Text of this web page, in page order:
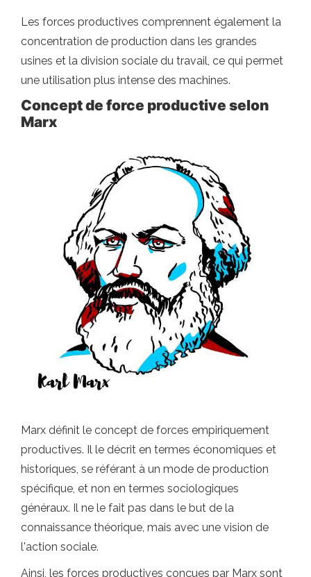
Les forces productives comprennent également la
concentration de production dans les grandes
usines et la division sociale du travail, ce qui permet
une utilisation plus intense des machines.
Concept de force productive selon
Marx
Marx définit le concept de forces empiriquement
productives. Il le décrit en termes économiques et
historiques, se référant à un mode de production
spécifique, et non en termes sociologiques
généraux. Il ne le fait pas dans le but de la
connaissance théorique, mais avec une vision de
l'action sociale.
Ainsi, les forces productives conçues par Marx sont